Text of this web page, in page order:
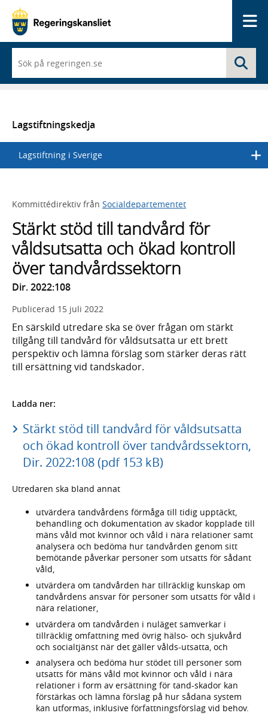
du
börjar
skriva
en
lista
med
sökförslag
Lagstiftningskedja
Lagstiftning i Sverige
Kommittédirektiv från Socialdepartementet
Stärkt stöd till tandvård för
våldsutsatta och ökad kontroll
över tandvårdssektorn
Dir. 2022:108
Publicerad 15 juli 2022
En särskild utredare ska se över frågan om stärkt
tillgång till tandvård för våldsutsatta ur ett brett
perspektiv och lämna förslag som stärker deras rätt
till ersättning vid tandskador.
Ladda ner:
Stärkt stöd till tandvård för våldsutsatta
och ökad kontroll över tandvårdssektorn,
Dir. 2022:108 (pdf 153 kB)
Utredaren ska bland annat
utvärdera tandvårdens förmåga till tidig upptäckt,
behandling och dokumentation av skador kopplade till
mäns våld mot kvinnor och våld i nära relationer samt
analysera och bedöma hur tandvården genom sitt
bemötande påverkar personer som utsatts för sådant
våld,
utvärdera om tandvården har tillräcklig kunskap om
tandvårdens ansvar för personer som utsatts för våld i
nära relationer,
utvärdera om tandvården i nuläget samverkar i
tillräcklig omfattning med övrig hälso- och sjukvård
och socialtjänst när det gäller vålds-utsatta, och
analysera och bedöma hur stödet till personer som
utsatts för mäns våld mot kvinnor och våld i nära
relationer i form av ersättning för tand-skador kan
förstärkas och lämna förslag på hur sådana system
kan utformas, inklusive författningsförslag vid behov.